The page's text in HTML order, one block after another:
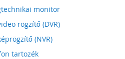
monitor
rögzítő (DVR)
(NVR)
tartozék